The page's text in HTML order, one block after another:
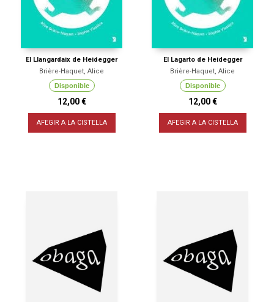
El Llangardaix de Heidegger
Brière-Haquet, Alice
Disponible
12,00 €
AFEGIR A LA CISTELLA
El Lagarto de Heidegger
Brière-Haquet, Alice
Disponible
12,00 €
AFEGIR A LA CISTELLA